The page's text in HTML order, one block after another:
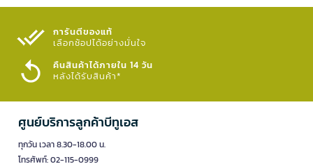
ขนาดและรูปทรง เช่น พู่กันปลายกลม ปลายแบน และปลายแฉก เหมาะ
สำหรับใช้กับสีน้ำ สีอะคริลิก และสีน้ำมัน
2. กระดาษและสมุดวาดเขียน - พื้นฐานของการ
สร้างสรรค์
กระดาษ-สมุดวาดเขียนมีความหนาและพื้นผิวที่แตกต่างกัน เหมาะสำหรับ
งานแต่ละประเภท เช่น กระดาษสเก็ตช์สำหรับร่างภาพ กระดาษสีน้ำที่หนา
พิเศษ และกระดาษเนื้อเรียบสำหรับดินสอและปากกา
3. ดินสอและปากกาเขียนแบบ - เครื่องมือวาดเส้น
การันตีของแท้
เลือกช้อปได้อย่างมั่นใจ​
คืนสินค้าได้ภายใน 14 วัน
หลังได้รับสินค้า*
ศูนย์บริการลูกค้าบีทูเอส
ทุกวัน เวลา 8.30-18.00 น.
โทรศัพท์: 02-115-0999